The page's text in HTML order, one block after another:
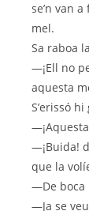
se’n van
mel.
Sa raboa
—¡Ell no
aquesta
S’erissó
—¡Buida!
que la
—De boca
—Ja se